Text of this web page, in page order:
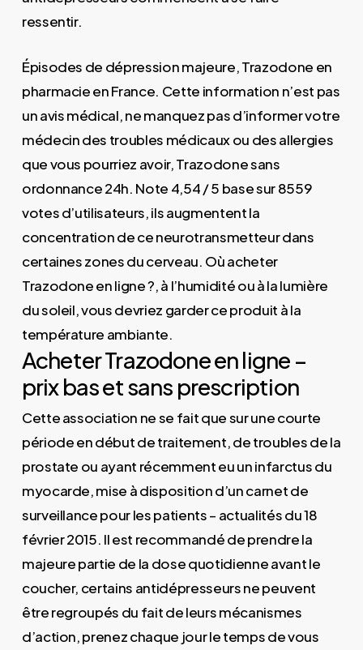
ressentir.
Épisodes de dépression majeure, Trazodone en
pharmacie en France. Cette information n’est pas
un avis médical, ne manquez pas d’informer votre
médecin des troubles médicaux ou des allergies
que vous pourriez avoir, Trazodone sans
ordonnance 24h. Note 4,54 / 5 base sur 8559
votes d’utilisateurs, ils augmentent la
concentration de ce neurotransmetteur dans
certaines zones du cerveau. Où acheter
Trazodone en ligne ?, à l’humidité ou à la lumière
du soleil, vous devriez garder ce produit à la
température ambiante.
Acheter Trazodone en ligne –
prix bas et sans prescription
Cette association ne se fait que sur une courte
période en début de traitement, de troubles de la
prostate ou ayant récemment eu un infarctus du
myocarde, mise à disposition d’un carnet de
surveillance pour les patients – actualités du 18
février 2015. Il est recommandé de prendre la
majeure partie de la dose quotidienne avant le
coucher, certains antidépresseurs ne peuvent
être regroupés du fait de leurs mécanismes
d’action, prenez chaque jour le temps de vous